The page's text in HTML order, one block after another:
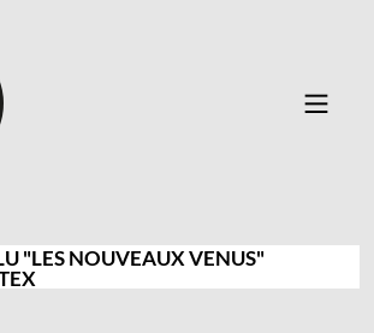
"LES NOUVEAUX VENUS"